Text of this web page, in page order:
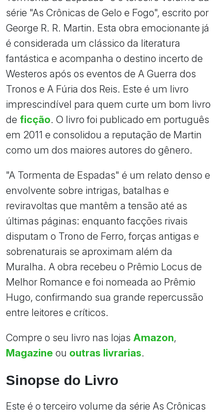
série "As Crônicas de Gelo e Fogo", escrito por
George R. R. Martin. Esta obra emocionante já
é considerada um clássico da literatura
fantástica e acompanha o destino incerto de
Westeros após os eventos de A Guerra dos
Tronos e A Fúria dos Reis. Este é um livro
imprescindível para quem curte um bom livro
de ficção. O livro foi publicado em português
em 2011 e consolidou a reputação de Martin
como um dos maiores autores do gênero.
"A Tormenta de Espadas" é um relato denso e
envolvente sobre intrigas, batalhas e
reviravoltas que mantêm a tensão até as
últimas páginas: enquanto facções rivais
disputam o Trono de Ferro, forças antigas e
sobrenaturais se aproximam além da
Muralha. A obra recebeu o Prêmio Locus de
Melhor Romance e foi nomeada ao Prêmio
Hugo, confirmando sua grande repercussão
entre leitores e críticos.
Compre o seu livro nas lojas Amazon,
Magazine ou outras livrarias.
Sinopse do Livro
Este é o terceiro volume da série As Crônicas